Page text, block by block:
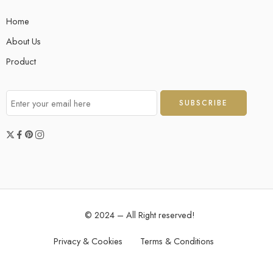
Home
About Us
Product
© 2024 – All Right reserved!
Privacy & Cookies Terms & Conditions